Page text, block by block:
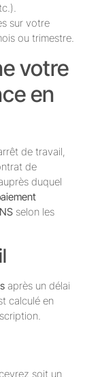
sur votre
ou trimestre.
votre
en
de travail,
de
duquel
selon les
après un délai
calculé en
soit un